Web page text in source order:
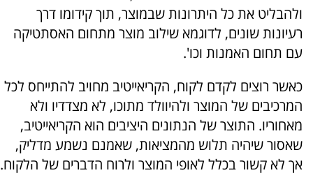
ולהבליט את כל היתרונות שבמוצר, תוך קידומו דרך
רעיונות שונים, לדוגמא שילוב מוצר מתחום האסתטיקה
עם תחום האמנות וכו'.
כאשר רוצים לקדם לקוח, הקריאייטיב מחויב להתייחס לכל
המרכיבים של המוצר ולהיוולד מתוכו, לא מצדדיו ולא
מאחוריו. התוצר של הנתונים היציבים הוא הקריאייטיב,
שאסור שיהיה תלוש מהמציאות, שאמנם נשמע מדליק,
אך לא קשור בכלל לאופי המוצר ולרוח הדברים של הלקוח.